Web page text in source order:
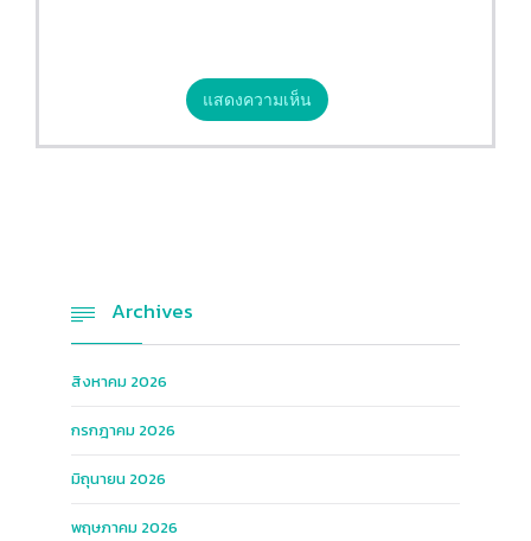
 Archives
สิงหาคม 2026
กรกฎาคม 2026
มิถุนายน 2026
พฤษภาคม 2026